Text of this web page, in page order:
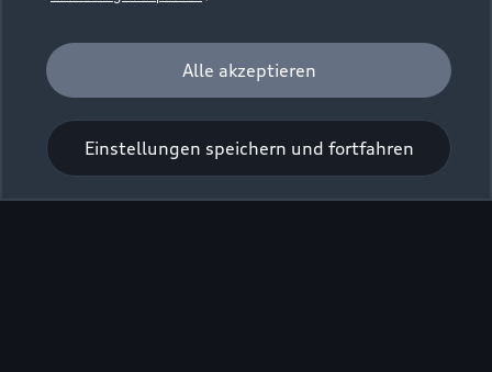
Alle akzeptieren
Einstellungen speichern und fortfahren